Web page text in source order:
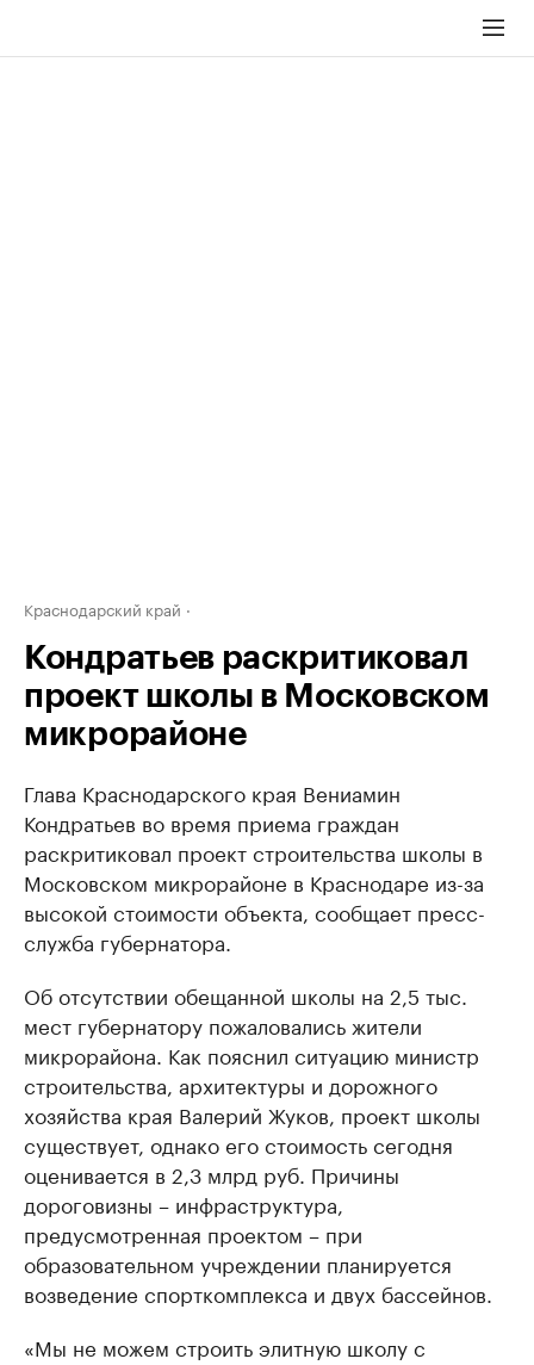
Краснодарский край
Кондратьев раскритиковал
проект школы в Московском
микрорайоне
Глава Краснодарского края Вениамин
Кондратьев во время приема граждан
раскритиковал проект строительства школы в
Московском микрорайоне в Краснодаре из-за
высокой стоимости объекта, сообщает пресс-
служба губернатора.
Об отсутствии обещанной школы на 2,5 тыс.
мест губернатору пожаловались жители
микрорайона. Как пояснил ситуацию министр
строительства, архитектуры и дорожного
хозяйства края Валерий Жуков, проект школы
существует, однако его стоимость сегодня
оценивается в 2,3 млрд руб. Причины
дороговизны – инфраструктура,
предусмотренная проектом – при
образовательном учреждении планируется
возведение спорткомплекса и двух бассейнов.
«Мы не можем строить элитную школу с